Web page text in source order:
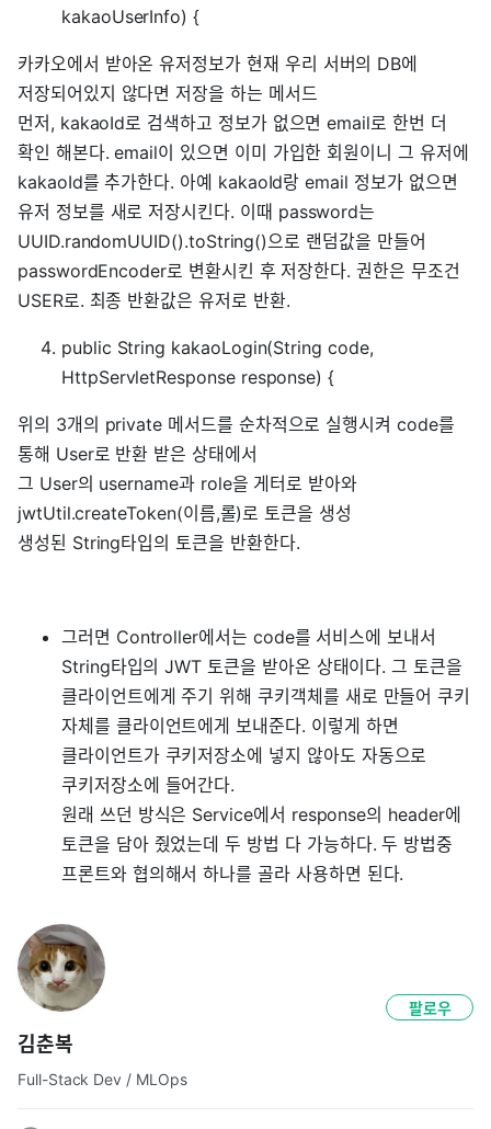
kakaoUserInfo) {
카카오에서 받아온 유저정보가 현재 우리 서버의 DB에
저장되어있지 않다면 저장을 하는 메서드
먼저, kakaoId로 검색하고 정보가 없으면 email로 한번 더
확인 해본다. email이 있으면 이미 가입한 회원이니 그 유저에
kakaoId를 추가한다. 아예 kakaoId랑 email 정보가 없으면
유저 정보를 새로 저장시킨다. 이때 password는
UUID.randomUUID().toString()으로 랜덤값을 만들어
passwordEncoder로 변환시킨 후 저장한다. 권한은 무조건
USER로. 최종 반환값은 유저로 반환.
public String kakaoLogin(String code,
HttpServletResponse response) {
위의 3개의 private 메서드를 순차적으로 실행시켜 code를
통해 User로 반환 받은 상태에서
그 User의 username과 role을 게터로 받아와
jwtUtil.createToken(이름,롤)로 토큰을 생성
생성된 String타입의 토큰을 반환한다.
그러면 Controller에서는 code를 서비스에 보내서
String타입의 JWT 토큰을 받아온 상태이다. 그 토큰을
클라이언트에게 주기 위해 쿠키객체를 새로 만들어 쿠키
자체를 클라이언트에게 보내준다. 이렇게 하면
클라이언트가 쿠키저장소에 넣지 않아도 자동으로
쿠키저장소에 들어간다.
원래 쓰던 방식은 Service에서 response의 header에
토큰을 담아 줬었는데 두 방법 다 가능하다. 두 방법중
프론트와 협의해서 하나를 골라 사용하면 된다.
김춘복
Full-Stack Dev / MLOps
팔로우